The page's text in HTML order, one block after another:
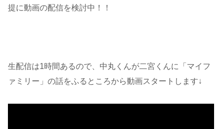
提に動画の配信を検討中！！
生配信は1時間あるので、中丸くんが二宮くんに「マイフ
ァミリー」の話をふるところから動画スタートします↓